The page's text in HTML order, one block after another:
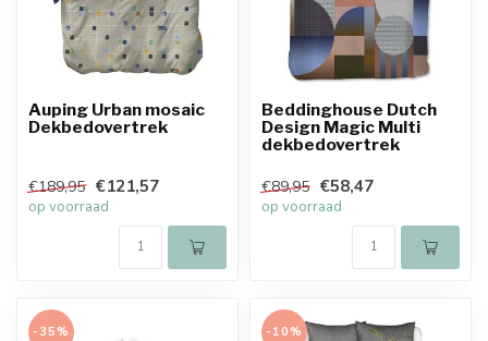
Auping Urban mosaic
Dekbedovertrek
€189,95 €121,57
op voorraad
Beddinghouse Dutch
Design Magic Multi
dekbedovertrek
€89,95 €58,47
op voorraad
-35% -10%